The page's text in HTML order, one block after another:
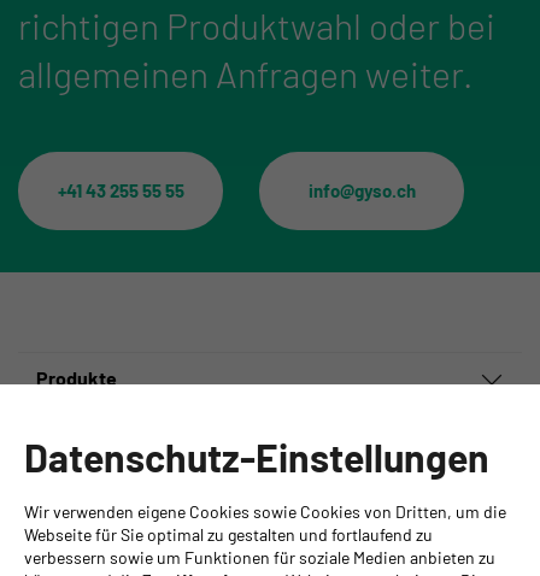
richtigen Produktwahl oder bei
allgemeinen Anfragen weiter.
+41 43 255 55 55 info@gyso.ch
Produkte
GYSO AG
Hauptsitz Kloten
Datenschutz-Einstellungen
Wir verwenden eigene Cookies sowie Cookies von Dritten, um die
Webseite für Sie optimal zu gestalten und fortlaufend zu
verbessern sowie um Funktionen für soziale Medien anbieten zu